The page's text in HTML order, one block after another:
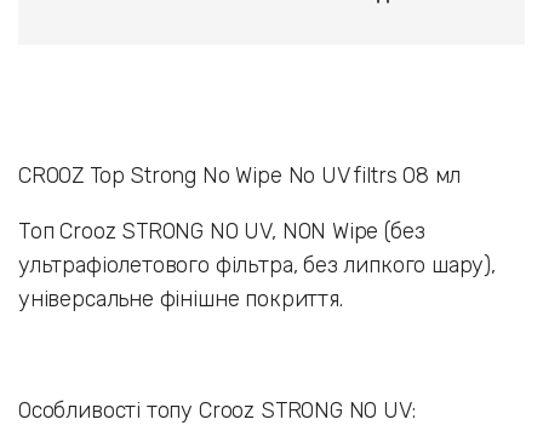
CROOZ Top Strong No Wipe No UV filtrs 08 мл
Топ Crooz STRONG NO UV, NON Wipe (без
ультрафіолетового фільтра, без липкого шару),
універсальне фінішне покриття.
Особливості топу Crooz STRONG NO UV: